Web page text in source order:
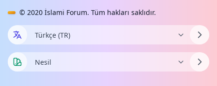
© 2020 İslami Forum. Tüm hakları saklıdır.